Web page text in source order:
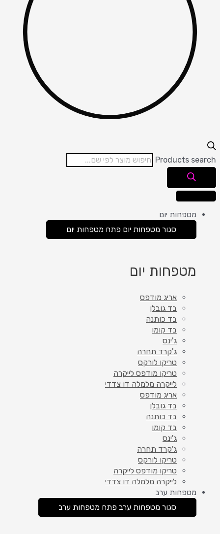
Products search
מטפחות יום
סגור מטפחות יום פתח מטפחות יום
מטפחות יום
אריג מודפס
בד גובלן
בד כותנה
בד קומו
ג'ינס
ג'קרד תחרה
טריקו לורקס
טריקו מודפס לייקרה
לייקרה מלמלה דו צדדי
אריג מודפס
בד גובלן
בד כותנה
בד קומו
ג'ינס
ג'קרד תחרה
טריקו לורקס
טריקו מודפס לייקרה
לייקרה מלמלה דו צדדי
מטפחות ערב
סגור מטפחות ערב פתח מטפחות ערב